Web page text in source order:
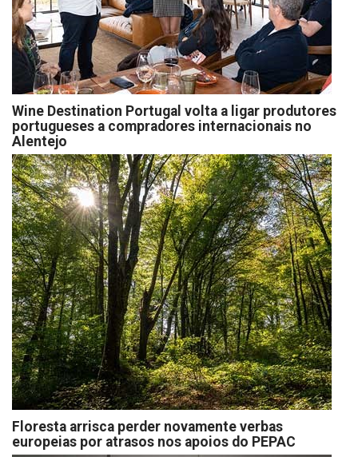
Wine Destination Portugal volta a ligar produtores
portugueses a compradores internacionais no
Alentejo
Floresta arrisca perder novamente verbas
europeias por atrasos nos apoios do PEPAC